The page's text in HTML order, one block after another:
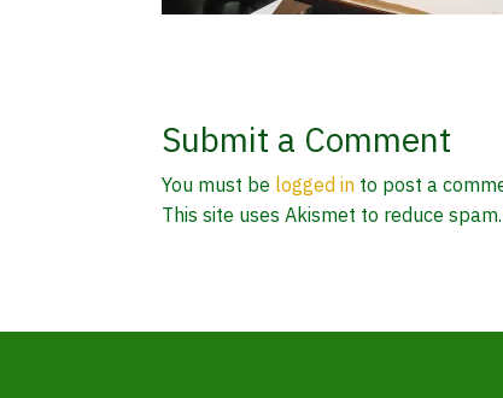
Submit a Comment
You must be logged into post a
This site uses Akismet to reduce spam.